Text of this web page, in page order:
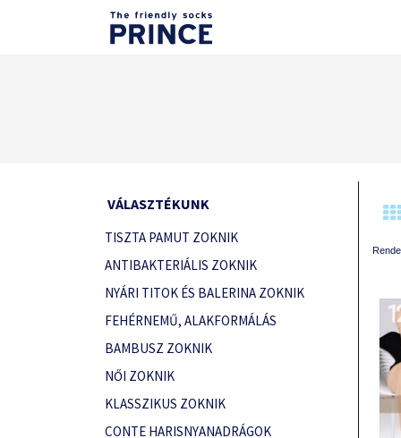
VÁLASZTÉKUNK
TISZTA PAMUT ZOKNIK
ANTIBAKTERIÁLIS ZOKNIK
NYÁRI TITOK ÉS BALERINA ZOKNIK
FEHÉRNEMŰ, ALAKFORMÁLÁS
BAMBUSZ ZOKNIK
NŐI ZOKNIK
KLASSZIKUS ZOKNIK
CONTE HARISNYANADRÁGOK